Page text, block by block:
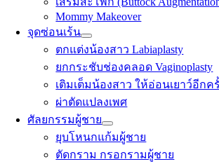
Mommy Makeover
จุดซ่อนเร้น
ตกแต่งน้องสาว Labiaplasty
ยกกระชับช่องคลอด Vaginoplasty
เติมเต็มน้องสาว ให้อ่อนเยาว์อีกค
ผ่าตัดแปลงเพศ
ศัลยกรรมผู้ชาย
ยุบโหนกแก้มผู้ชาย
ตัดกราม กรอกรามผู้ชาย